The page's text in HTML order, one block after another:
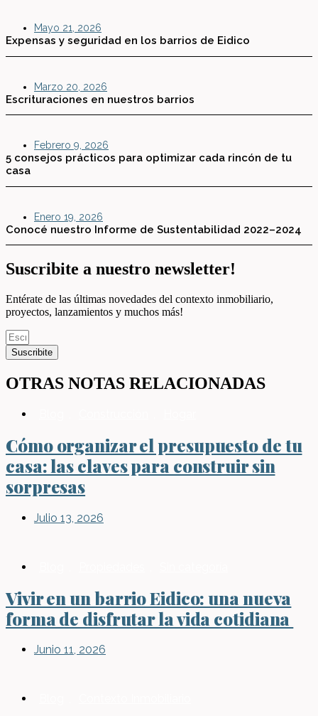
Mayo 21, 2026
Expensas y seguridad en los barrios de Eidico
Marzo 20, 2026
Escrituraciones en nuestros barrios
Febrero 9, 2026
5 consejos prácticos para optimizar cada rincón de tu
casa
Enero 19, 2026
Conocé nuestro Informe de Sustentabilidad 2022–2024
Suscribite a nuestro newsletter!
Entérate de las últimas novedades del contexto inmobiliario,
proyectos, lanzamientos y muchos más!
Suscribite
OTRAS NOTAS RELACIONADAS
Cómo organizar el presupuesto de tu
casa: las claves para construir sin
sorpresas
Julio 13, 2026
Vivir en un barrio Eidico: una nueva
forma de disfrutar la vida cotidiana
Junio 11, 2026